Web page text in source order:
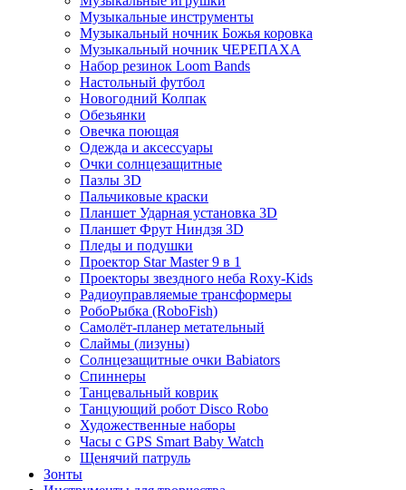
Музыкальные инструменты
Музыкальный ночник Божья коровка
Музыкальный ночник ЧЕРЕПАХА
Набор резинок Loom Bands
Настольный футбол
Новогодний Колпак
Обезьянки
Овечка поющая
Одежда и аксессуары
Очки солнцезащитные
Пазлы 3D
Пальчиковые краски
Планшет Ударная установка 3D
Планшет Фрут Ниндзя 3D
Пледы и подушки
Проектор Star Master 9 в 1
Проекторы звездного неба Roxy-Kids
Радиоуправляемые трансформеры
РобоРыбка (RoboFish)
Самолёт-планер метательный
Слаймы (лизуны)
Солнцезащитные очки Babiators
Спиннеры
Танцевальный коврик
Танцующий робот Disco Robo
Художественные наборы
Часы с GPS Smart Baby Watch
Щенячий патруль
Зонты